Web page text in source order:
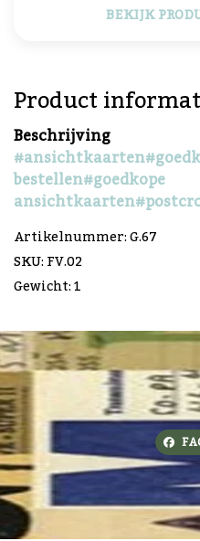
BEKIJK
Product
Beschrijving
#ansichtkaarten
bestellen#goedkope
ansichtkaarten
Artikelnummer: G.67
SKU: FV.02
Gewicht: 1